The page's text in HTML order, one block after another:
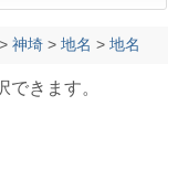
> 神埼> 地名 > 地名
きます。